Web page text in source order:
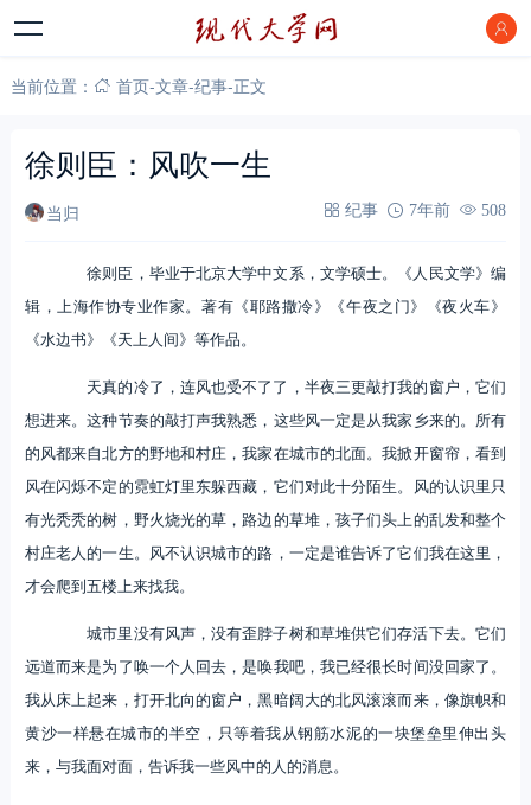
当前位置： 首页-文章-纪事-正文
徐则臣：风吹一生
当归 纪事 7年前 508
徐则臣，毕业于北京大学中文系，文学硕士。《人民文学》编
辑，上海作协专业作家。著有《耶路撒冷》《午夜之门》《夜火车》
《水边书》《天上人间》等作品。
天真的冷了，连风也受不了了，半夜三更敲打我的窗户，它们
想进来。这种节奏的敲打声我熟悉，这些风一定是从我家乡来的。所有
的风都来自北方的野地和村庄，我家在城市的北面。我掀开窗帘，看到
风在闪烁不定的霓虹灯里东躲西藏，它们对此十分陌生。风的认识里只
有光秃秃的树，野火烧光的草，路边的草堆，孩子们头上的乱发和整个
村庄老人的一生。风不认识城市的路，一定是谁告诉了它们我在这里，
才会爬到五楼上来找我。
城市里没有风声，没有歪脖子树和草堆供它们存活下去。它们
远道而来是为了唤一个人回去，是唤我吧，我已经很长时间没回家了。
我从床上起来，打开北向的窗户，黑暗阔大的北风滚滚而来，像旗帜和
黄沙一样悬在城市的半空，只等着我从钢筋水泥的一块堡垒里伸出头
来，与我面对面，告诉我一些风中的人的消息。